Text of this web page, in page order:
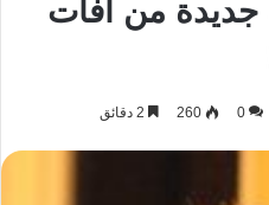
من آفات
0
260